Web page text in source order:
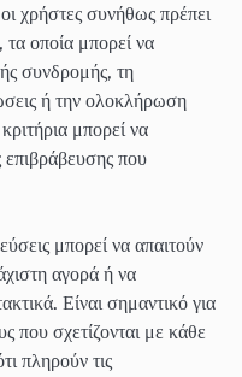
χρήστες συνήθως πρέπει
τα οποία μπορεί να
συνδρομής, τη
ή την ολοκλήρωση
μπορεί να
που
μπορεί να απαιτούν
αγορά ή να
Είναι σημαντικό για
που σχετίζονται με κάθε
πληρούν τις